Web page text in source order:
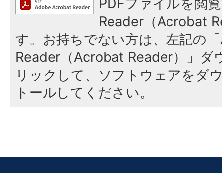
PDFファイルを閲
Reader（Acrobat
す。お持ちでない方は、左記の
Reader（Acrobat Reader）」ダ
リックして、ソフトウェアをダ
トールしてください。